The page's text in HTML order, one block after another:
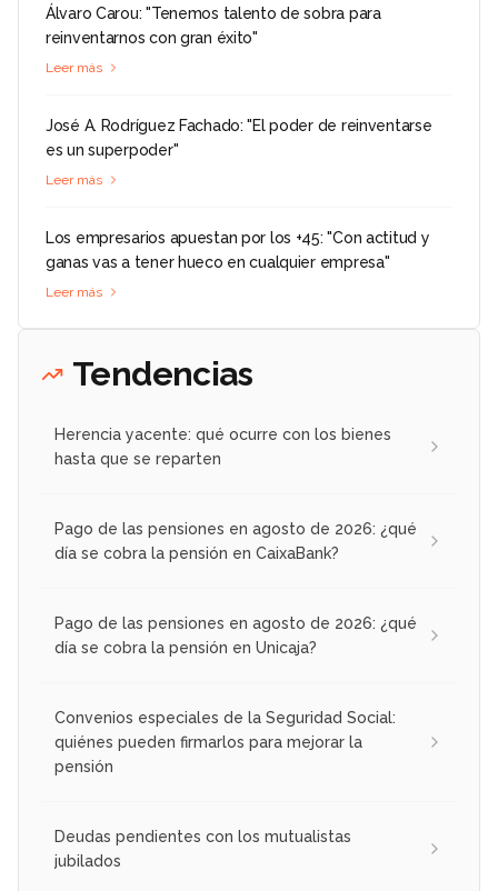
Álvaro Carou: "Tenemos talento de sobra para
reinventarnos con gran éxito"
Leer más
José A. Rodríguez Fachado: "El poder de reinventarse
es un superpoder"
Leer más
Los empresarios apuestan por los +45: "Con actitud y
ganas vas a tener hueco en cualquier empresa"
Leer más
Tendencias
Herencia yacente: qué ocurre con los bienes
hasta que se reparten
Pago de las pensiones en agosto de 2026: ¿qué
día se cobra la pensión en CaixaBank?
Pago de las pensiones en agosto de 2026: ¿qué
día se cobra la pensión en Unicaja?
Convenios especiales de la Seguridad Social:
quiénes pueden firmarlos para mejorar la
pensión
Deudas pendientes con los mutualistas
jubilados